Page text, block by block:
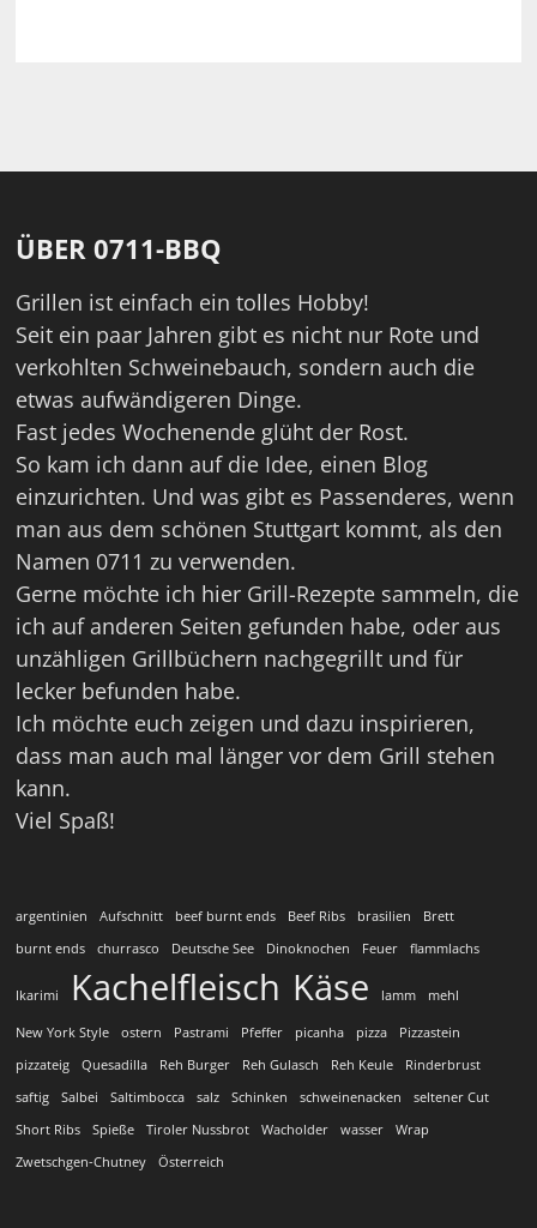
ÜBER 0711-BBQ
Grillen ist einfach ein tolles Hobby!
Seit ein paar Jahren gibt es nicht nur Rote und
verkohlten Schweinebauch, sondern auch die
etwas aufwändigeren Dinge.
Fast jedes Wochenende glüht der Rost.
So kam ich dann auf die Idee, einen Blog
einzurichten. Und was gibt es Passenderes, wenn
man aus dem schönen Stuttgart kommt, als den
Namen 0711 zu verwenden.
Gerne möchte ich hier Grill-Rezepte sammeln, die
ich auf anderen Seiten gefunden habe, oder aus
unzähligen Grillbüchern nachgegrillt und für
lecker befunden habe.
Ich möchte euch zeigen und dazu inspirieren,
dass man auch mal länger vor dem Grill stehen
kann.
Viel Spaß!
argentinien Aufschnitt beef burnt ends Beef Ribs brasilien
Brett
burnt ends
churrasco Deutsche See Dinoknochen Feuer flammlachs
Ikarimi Kachelfleisch Käse lamm mehl
New York Style ostern Pastrami Pfeffer picanha pizza
Pizzastein
pizzateig
Quesadilla Reh Burger Reh Gulasch Reh Keule
Rinderbrust
saftig
Salbei Saltimbocca salz Schinken schweinenacken
seltener Cut
Short Ribs
Spieße Tiroler Nussbrot Wacholder wasser
Wrap
Zwetschgen-Chutney
Österreich